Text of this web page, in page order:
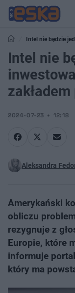
Intel nie będzie
Wrocławiem?
Intel nie
2024-07-23 12:18
Aleksandra
Amerykański
obliczu
rezygnuje z
Europie, które
informuje
który ma